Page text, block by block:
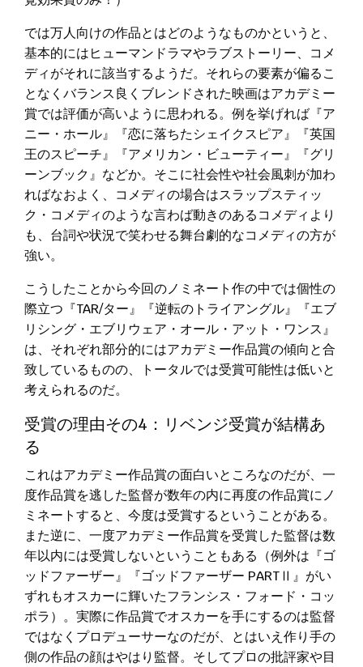
では万人向けの作品とはどのようなものかというと、
基本的にはヒューマンドラマやラブストーリー、コメ
ディがそれに該当するようだ。それらの要素が偏るこ
となくバランス良くブレンドされた映画はアカデミー
賞では評価が高いように思われる。例を挙げれば『ア
ニー・ホール』『恋に落ちたシェイクスピア』『英国
王のスピーチ』『アメリカン・ビューティー』『グリ
ーンブック』などか。そこに社会性や社会風刺が加わ
ればなおよく、コメディの場合はスラップスティッ
ク・コメディのような言わば動きのあるコメディより
も、台詞や状況で笑わせる舞台劇的なコメディの方が
強い。
こうしたことから今回のノミネート作の中では個性の
際立つ『TAR/ター』『逆転のトライアングル』『エブ
リシング・エブリウェア・オール・アット・ワンス』
は、それぞれ部分的にはアカデミー作品賞の傾向と合
致しているものの、トータルでは受賞可能性は低いと
考えられるのだ。
受賞の理由その4：リベンジ受賞が結構あ
る
これはアカデミー作品賞の面白いところなのだが、一
度作品賞を逃した監督が数年の内に再度の作品賞にノ
ミネートすると、今度は受賞するということがある。
また逆に、一度アカデミー作品賞を受賞した監督は数
年以内には受賞しないということもある（例外は『ゴ
ッドファーザー』『ゴッドファーザー PARTⅡ』がい
ずれもオスカーに輝いたフランシス・フォード・コッ
ポラ）。実際に作品賞でオスカーを手にするのは監督
ではなくプロデューサーなのだが、とはいえ作り手の
側の作品の顔はやはり監督。そしてプロの批評家や目